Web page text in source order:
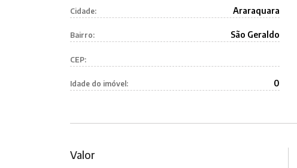
Cidade: Araraquara
Bairro: São Geraldo
CEP:
Idade do imóvel: 0
Valor